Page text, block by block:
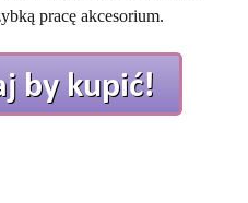
pracę akcesorium.